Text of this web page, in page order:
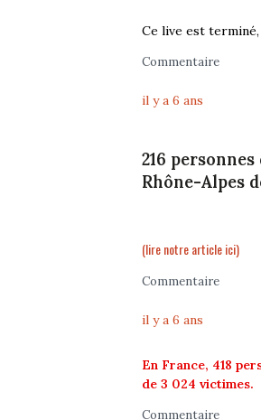
Ce live est
Commentaire
il y a 6 ans
216
Rhône-Alpes
(lire notre article ici)
Commentaire
il y a 6 ans
En France, 418
de 3 024 victimes.
Commentaire